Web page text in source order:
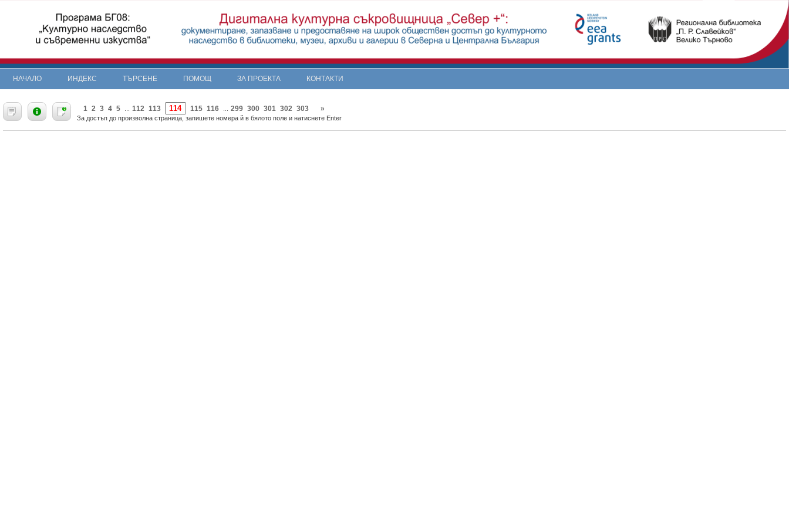
НАЧАЛО ИНДЕКС ТЪРСЕНЕ ПОМОЩ ЗА ПРОЕКТА КОНТАКТИ
1 2 3 4 5 112 113 115 116 299 300 301 302 303 »
За достъп до произволна страница, запишете номера й в бялото поле и натиснете Enter